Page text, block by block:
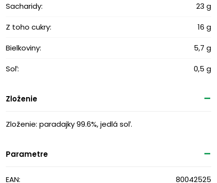
Sacharidy: 23 g
Z toho cukry: 16 g
Bielkoviny: 5,7 g
Soľ: 0,5 g
Zloženie
Zloženie: paradajky 99.6%, jedlá soľ.
Parametre
EAN: 80042525